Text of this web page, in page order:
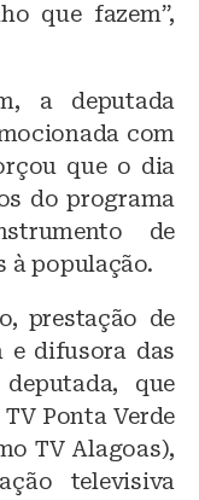
que fazem”,
a deputada
com
que o dia
do programa
de
à população.
prestação de
e difusora das
que
Ponta Verde
TV Alagoas),
televisiva